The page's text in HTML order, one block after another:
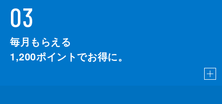
03
毎月もらえる
1,200ポイントでお得に。